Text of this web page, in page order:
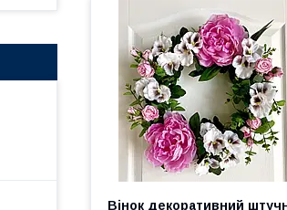
Вінок декоративний